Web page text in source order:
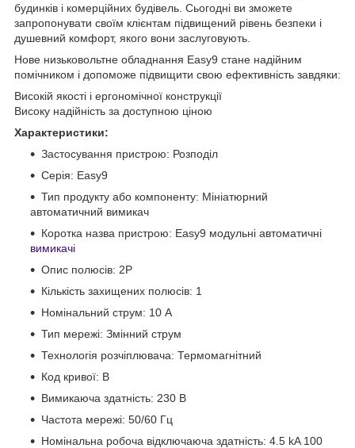
будинків і комерційних будівель. Сьогодні ви зможете
запропонувати своїм клієнтам підвищений рівень безпеки і
душевний комфорт, якого вони заслуговують.
Нове низьковольтне обладнання Easy9 стане надійним
помічником і допоможе підвищити свою ефективність завдяки:
Високій якості і ергономічної конструкції
Високу надійність за доступною ціною
Характеристики:
Застосування пристрою: Розподіл
Серія: Easy9
Тип продукту або компоненту: Мініатюрний
автоматичний вимикач
Коротка назва пристрою: Easy9 модульні автоматичні
вимикачі
Опис полюсів: 2P
Кількість захищених полюсів: 1
Номінальний струм: 10 А
Тип мережі: Змінний струм
Технологія розчіплювача: Термомагнітний
Код кривої: B
Вимикаюча здатність: 230 В
Частота мережі: 50/60 Гц
Номінальна робоча відключаюча здатність: 4.5 kA 100